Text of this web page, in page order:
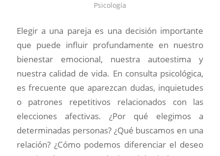
Psicología
Elegir a una pareja es una decisión importante
que puede influir profundamente en nuestro
bienestar emocional, nuestra autoestima y
nuestra calidad de vida. En consulta psicológica,
es frecuente que aparezcan dudas, inquietudes
o patrones repetitivos relacionados con las
elecciones afectivas. ¿Por qué elegimos a
determinadas personas? ¿Qué buscamos en una
relación? ¿Cómo podemos diferenciar el deseo